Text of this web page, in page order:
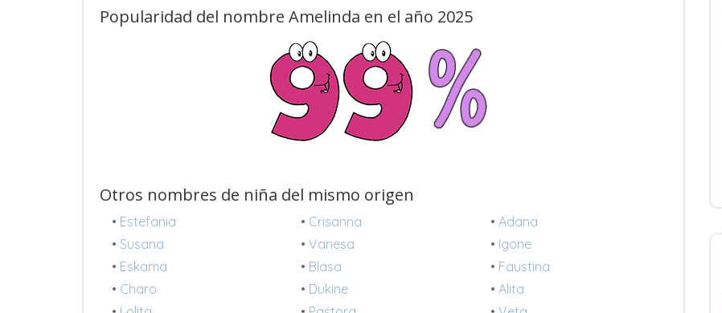
Popularidad del nombre Amelinda en el año 2025
Otros nombres de niña del mismo origen
• Estefania • Crisanna • Adana
• Susana •Vanesa • Igone
• Eskama • Blasa • Faustina
• Charo • Dukine • Alita